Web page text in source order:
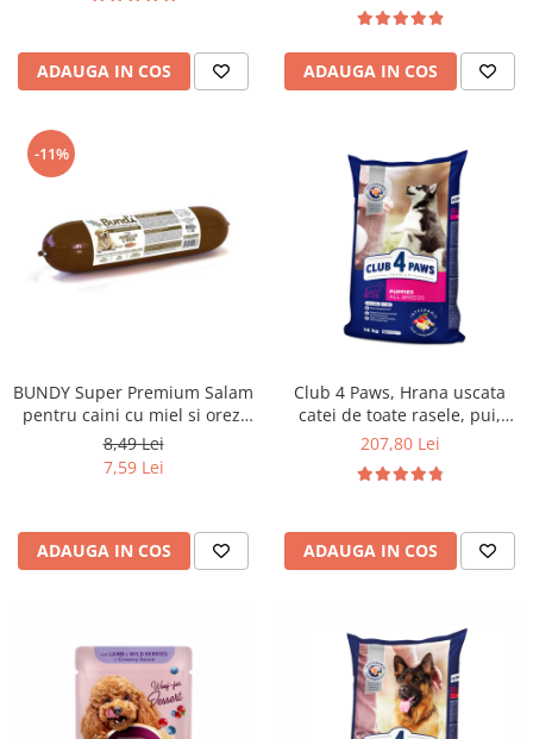
ADAUGA IN COS ADAUGA IN COS
-11%
BUNDY Super Premium Salam
pentru caini cu miel si orez,
800g
8,49 Lei
7,59 Lei
ADAUGA IN COS
Club 4 Paws, Hrana uscata
catei de toate rasele, pui,
14kg
207,80 Lei
ADAUGA IN COS